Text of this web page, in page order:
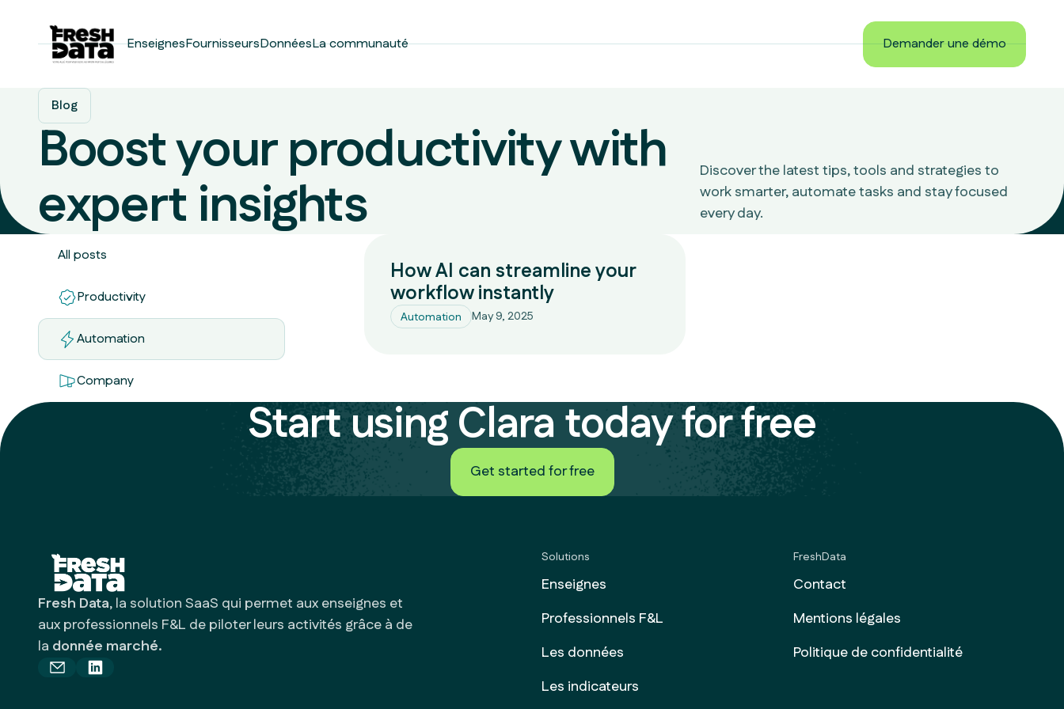
EnseignesFournisseursDonnéesLa communauté
Demander une démo
Blog
Boost your productivity with
expert insights
Discover the latest tips, tools and strategies to
work smarter, automate tasks and stay focused
every day.
All posts
Productivity
Automation
Company
How AI can streamline your
workflow instantly
Automation May 9, 2025
Start using Clara today for free
Get started for free
Get started for free
Fresh Data, la solution SaaS qui permet aux enseignes et
aux professionnels F&L de piloter leurs activités grâce à de
la donnée marché.
Solutions
Enseignes
Professionnels F&L
Les données
Les indicateurs
FreshData
Contact
Mentions légales
Politique de confidentialité